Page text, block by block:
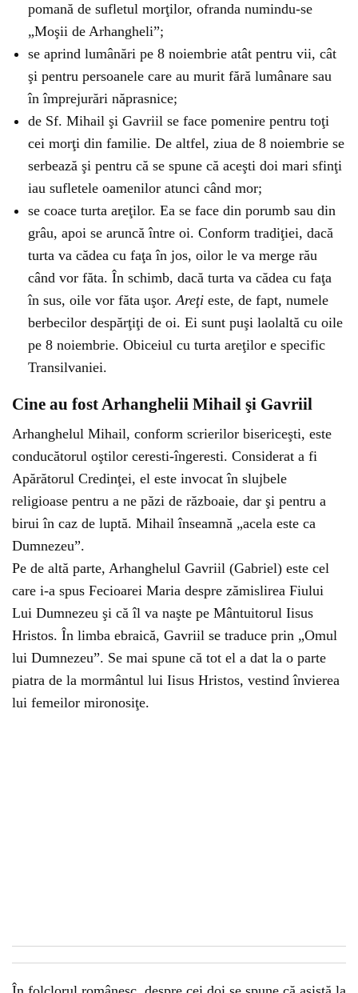
pomană de sufletul morţilor, ofranda numindu-se
„Moşii de Arhangheli”;
se aprind lumânări pe 8 noiembrie atât pentru vii, cât
şi pentru persoanele care au murit fără lumânare sau
în împrejurări năprasnice;
de Sf. Mihail şi Gavriil se face pomenire pentru toţi
cei morţi din familie. De altfel, ziua de 8 noiembrie se
serbează şi pentru că se spune că aceşti doi mari sfinţi
iau sufletele oamenilor atunci când mor;
se coace turta areţilor. Ea se face din porumb sau din
grâu, apoi se aruncă între oi. Conform tradiţiei, dacă
turta va cădea cu faţa în jos, oilor le va merge rău
când vor făta. În schimb, dacă turta va cădea cu faţa
în sus, oile vor făta uşor.Areţi este, de fapt, numele
berbecilor despărţiţi de oi. Ei sunt puşi laolaltă cu oile
pe 8 noiembrie. Obiceiul cu turta areţilor e specific
Transilvaniei.
Cine au fost Arhanghelii Mihail şi Gavriil
Arhanghelul Mihail, conform scrierilor bisericeşti, este
conducătorul oştilor ceresti-îngeresti. Considerat a fi
Apărătorul Credinţei, el este invocat în slujbele
religioase pentru a ne păzi de războaie, dar şi pentru a
birui în caz de luptă. Mihail înseamnă „acela este ca
Dumnezeu”.
Pe de altă parte, Arhanghelul Gavriil (Gabriel) este cel
care i-a spus Fecioarei Maria despre zămislirea Fiului
Lui Dumnezeu şi că îl va naşte pe Mântuitorul Iisus
Hristos. În limba ebraică, Gavriil se traduce prin „Omul
lui Dumnezeu”. Se mai spune că tot el a dat la o parte
piatra de la mormântul lui Iisus Hristos, vestind învierea
lui femeilor mironosiţe.